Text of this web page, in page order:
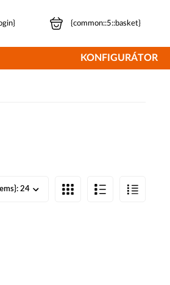
{common::5::basket}
KONFIGURÁTOR
24